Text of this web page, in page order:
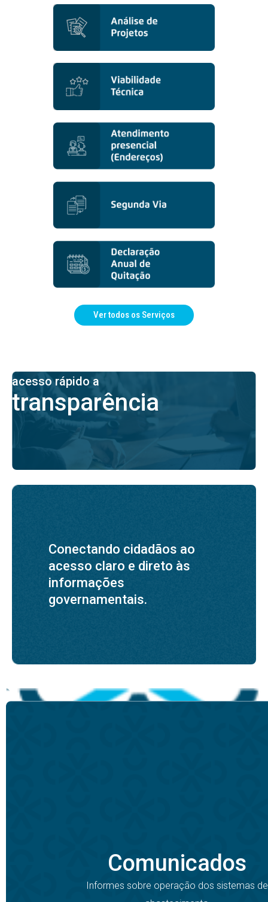
Ver todos os Serviços
acesso rápido a
transparência
Conectando cidadãos ao
acesso claro e direto às
informações
governamentais.
Comunicados
Informes sobre operação dos sistemas de